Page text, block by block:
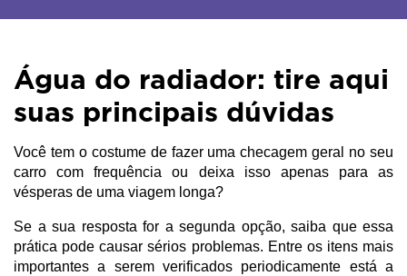
Água do radiador: tire aqui
suas principais dúvidas
Você tem o costume de fazer uma checagem geral no seu
carro com frequência ou deixa isso apenas para as
vésperas de uma viagem longa?
Se a sua resposta for a segunda opção, saiba que essa
prática pode causar sérios problemas. Entre os itens mais
importantes a serem verificados periodicamente está a